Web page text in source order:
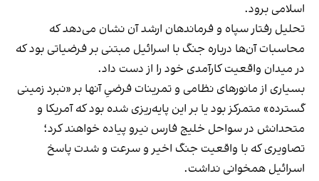
اسلامی برود.
تحلیل رفتار سپاه و فرماندهان ارشد آن نشان می‌دهد که
محاسبات آن‌ها درباره جنگ با اسرائیل مبتنی بر فرضیاتی بود که
در میدان واقعیت کارآمدی خود را از دست داد.
بسیاری از مانورهای نظامی و تمرینات فرضیِ آنها بر «نبرد زمینی
گسترده» متمرکز بود یا بر این پایه‌ریزی شده بود که آمریکا و
متحدانش در سواحل خلیج فارس نیرو پیاده خواهند کرد؛
تصاویری که با واقعیت جنگ اخیر و سرعت و شدت پاسخ‌
اسرائیل همخوانی نداشت.